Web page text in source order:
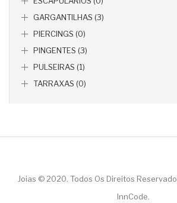
GARGANTILHAS (3)
PIERCINGS (0)
PINGENTES (3)
PULSEIRAS (1)
TARRAXAS (0)
Joias © 2020. Todos Os Direitos
InnCode